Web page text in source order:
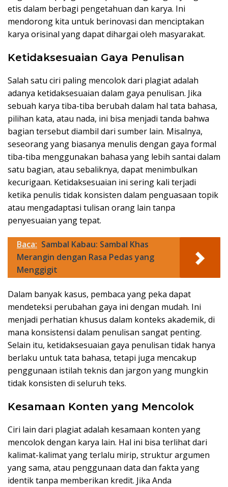
etis dalam berbagi pengetahuan dan karya. Ini
mendorong kita untuk berinovasi dan menciptakan
karya orisinal yang dapat dihargai oleh masyarakat.
Ketidaksesuaian Gaya Penulisan
Salah satu ciri paling mencolok dari plagiat adalah
adanya ketidaksesuaian dalam gaya penulisan. Jika
sebuah karya tiba-tiba berubah dalam hal tata bahasa,
pilihan kata, atau nada, ini bisa menjadi tanda bahwa
bagian tersebut diambil dari sumber lain. Misalnya,
seseorang yang biasanya menulis dengan gaya formal
tiba-tiba menggunakan bahasa yang lebih santai dalam
satu bagian, atau sebaliknya, dapat menimbulkan
kecurigaan. Ketidaksesuaian ini sering kali terjadi
ketika penulis tidak konsisten dalam penguasaan topik
atau mengadaptasi tulisan orang lain tanpa
penyesuaian yang tepat.
Baca: Sambal Kabau: Sambal Khas
Merangin dengan Rasa Pedas yang
Menggigit
Dalam banyak kasus, pembaca yang peka dapat
mendeteksi perubahan gaya ini dengan mudah. Ini
menjadi perhatian khusus dalam konteks akademik, di
mana konsistensi dalam penulisan sangat penting.
Selain itu, ketidaksesuaian gaya penulisan tidak hanya
berlaku untuk tata bahasa, tetapi juga mencakup
penggunaan istilah teknis dan jargon yang mungkin
tidak konsisten di seluruh teks.
Kesamaan Konten yang Mencolok
Ciri lain dari plagiat adalah kesamaan konten yang
mencolok dengan karya lain. Hal ini bisa terlihat dari
kalimat-kalimat yang terlalu mirip, struktur argumen
yang sama, atau penggunaan data dan fakta yang
identik tanpa memberikan kredit. Jika Anda